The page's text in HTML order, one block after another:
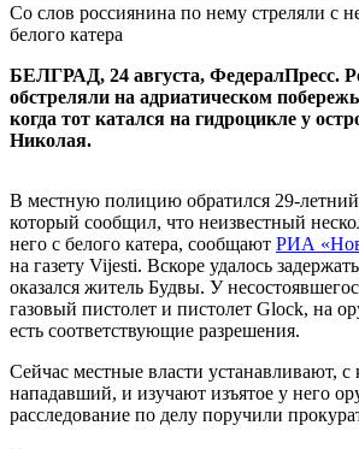
Со слов россиянина по нему стреляли с
белого катера
БЕЛГРАД, 24 августа, ФедералПресс.
обстреляли на адриатическом
когда тот катался на гидроцикле у
Николая.
В местную полицию обратился 29-
который сообщил, что неизвестный
него с белого катера, сообщают РИА
на газету Vijesti. Вскоре удалось
оказался житель Будвы. У
газовый пистолет и пистолет Glock, на
есть соответствующие разрешения.
Сейчас местные власти устанавливают, с
нападавший, и изучают изъятое у него
расследование по делу поручили